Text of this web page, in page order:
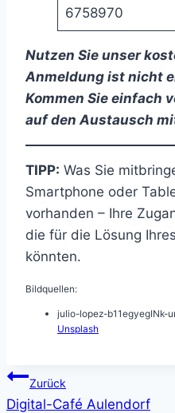
6758970
Nutzen Sie unser
Anmeldung ist nicht
Kommen Sie einfach
auf den Austausch
TIPP: Was Sie
Smartphone oder
vorhanden – Ihre
die für die Lösung
könnten.
Bildquellen:
julio-lopez-b11egyegINk-
Unsplash
Zurück
Digital-Café Aulendorf